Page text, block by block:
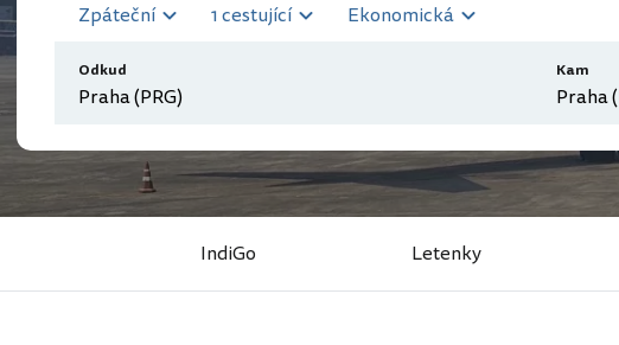
Zpáteční 1 cestující Ekonomická
Odkud Kam
IndiGo Letenky